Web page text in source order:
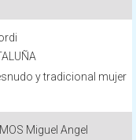
y tradicional mujer
Miguel Angel